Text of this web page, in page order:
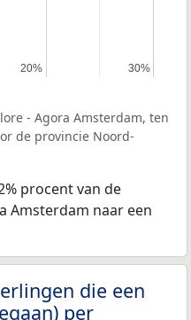
20%
20% 30%
30%
- Agora Amsterdam, ten
de provincie Noord-
procent van de
Amsterdam naar een
die een
per